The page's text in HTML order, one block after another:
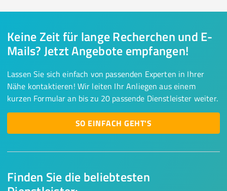
Finden Sie die beliebtesten
Keine Zeit für lange Recherchen und E-
Mails? Jetzt Angebote empfangen!
Lassen Sie sich einfach von passenden Experten in Ihrer
Nähe kontaktieren! Wir leiten Ihr Anliegen aus einem
kurzen Formular an bis zu 20 passende Dienstleister weiter.
SO EINFACH GEHT'S